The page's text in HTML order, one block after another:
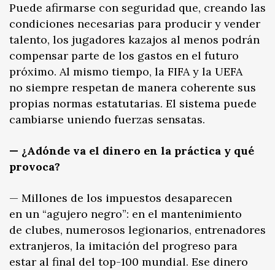
Puede afirmarse con seguridad que, creando las
condiciones necesarias para producir y vender
talento, los jugadores kazajos al menos podrán
compensar parte de los gastos en el futuro
próximo. Al mismo tiempo, la FIFA y la UEFA
no siempre respetan de manera coherente sus
propias normas estatutarias. El sistema puede
cambiarse uniendo fuerzas sensatas.
— ¿Adónde va el dinero en la práctica y qué
provoca?
— Millones de los impuestos desaparecen
en un “agujero negro”: en el mantenimiento
de clubes, numerosos legionarios, entrenadores
extranjeros, la imitación del progreso para
estar al final del top-100 mundial. Ese dinero